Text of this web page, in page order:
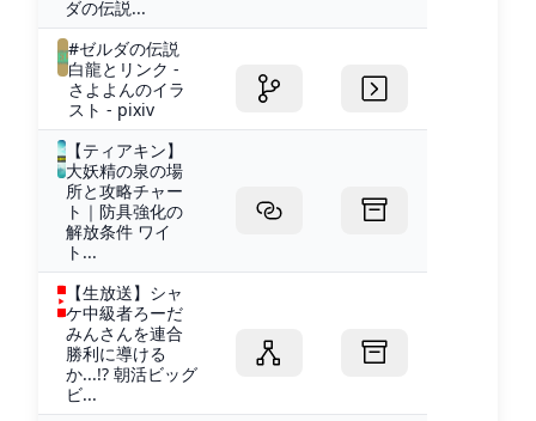
ダの伝説...
#ゼルダの伝説
白龍とリンク -
さよよんのイラ
スト - pixiv
【ティアキン】
大妖精の泉の場
所と攻略チャー
ト｜防具強化の
解放条件 ワイ
ト...
【生放送】シャ
ケ中級者ろーだ
みんさんを連合
勝利に導ける
か...!? 朝活ビッグ
ビ...